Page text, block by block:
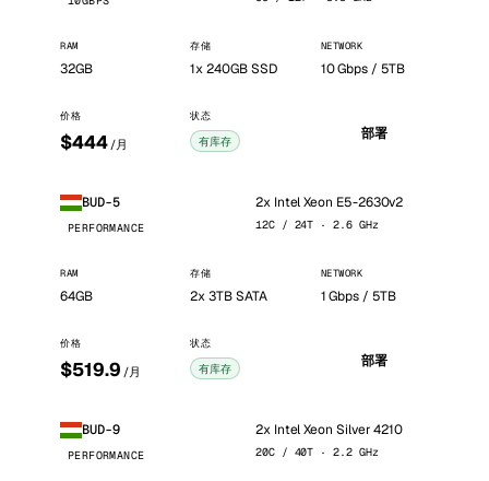
RAM
32GB
存储
1x 240GB SSD
NETWORK
10 Gbps / 5TB
价格
$444 /月
状态
有库存 部署
BUD-5
PERFORMANCE
2x Intel Xeon E5-2630v2
12C / 24T · 2.6 GHz
RAM
64GB
存储
2x 3TB SATA
NETWORK
1 Gbps / 5TB
价格
$519.9 /月
状态
有库存 部署
BUD-9
PERFORMANCE
2x Intel Xeon Silver 4210
20C / 40T · 2.2 GHz